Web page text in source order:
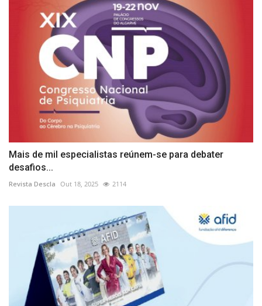
Mais de mil especialistas reúnem-se para debater
desafios...
Revista Descla Out 18, 2025 2114